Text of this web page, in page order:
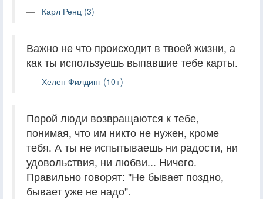
Карл Ренц (3)
Важно не что происходит в твоей жизни, а
как ты используешь выпавшие тебе карты.
Хелен Филдинг (10+)
Порой люди возвращаются к тебе,
понимая, что им никто не нужен, кроме
тебя. А ты не испытываешь ни радости, ни
удовольствия, ни любви... Ничего.
Правильно говорят: "Не бывает поздно,
бывает уже не надо".